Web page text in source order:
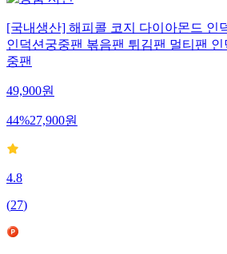
[국내생산] 해피콜 코지 다이아몬드 인
인덕션궁중팬 볶음팬 튀김팬 멀티팬
중팬
49,900원
44%27,900원
4.8
(27)